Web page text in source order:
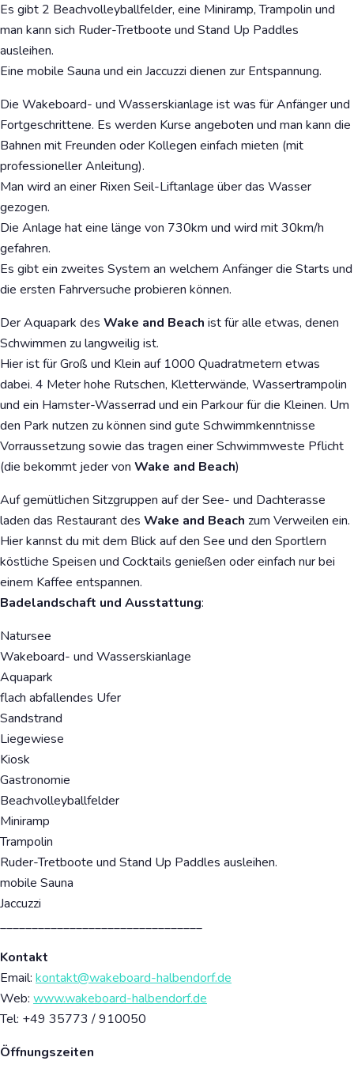
Es gibt 2 Beachvolleyballfelder, eine Miniramp, Trampolin und
man kann sich Ruder-Tretboote und Stand Up Paddles
ausleihen.
Eine mobile Sauna und ein Jaccuzzi dienen zur Entspannung.
Die Wakeboard- und Wasserskianlage ist was für Anfänger und
Fortgeschrittene. Es werden Kurse angeboten und man kann die
Bahnen mit Freunden oder Kollegen einfach mieten (mit
professioneller Anleitung).
Man wird an einer Rixen Seil-Liftanlage über das Wasser
gezogen.
Die Anlage hat eine länge von 730km und wird mit 30km/h
gefahren.
Es gibt ein zweites System an welchem Anfänger die Starts und
die ersten Fahrversuche probieren können.
Der Aquapark des Wake and Beach ist für alle etwas, denen
Schwimmen zu langweilig ist.
Hier ist für Groß und Klein auf 1000 Quadratmetern etwas
dabei. 4 Meter hohe Rutschen, Kletterwände, Wassertrampolin
und ein Hamster-Wasserrad und ein Parkour für die Kleinen. Um
den Park nutzen zu können sind gute Schwimmkenntnisse
Vorraussetzung sowie das tragen einer Schwimmweste Pflicht
(die bekommt jeder von Wake and Beach)
Auf gemütlichen Sitzgruppen auf der See- und Dachterasse
laden das Restaurant des Wake and Beach zum Verweilen ein.
Hier kannst du mit dem Blick auf den See und den Sportlern
köstliche Speisen und Cocktails genießen oder einfach nur bei
einem Kaffee entspannen.
Badelandschaft und Ausstattung:
Natursee
Wakeboard- und Wasserskianlage
Aquapark
flach abfallendes Ufer
Sandstrand
Liegewiese
Kiosk
Gastronomie
Beachvolleyballfelder
Miniramp
Trampolin
Ruder-Tretboote und Stand Up Paddles ausleihen.
mobile Sauna
Jaccuzzi
________________________________
Kontakt
Email: kontakt@wakeboard-halbendorf.de
Web: www.wakeboard-halbendorf.de
Tel: +49 35773 / 910050
Öffnungszeiten